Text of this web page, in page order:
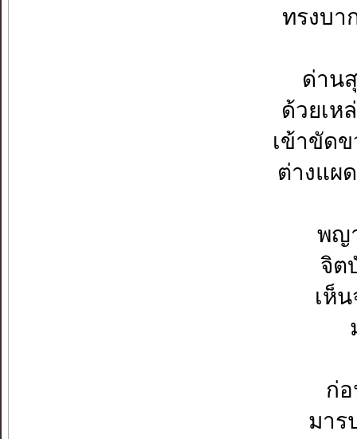
ทรงบา
ด่าน
ด้วยเห
เข้าขัด
ต่างแผ
พญ
จิต
เห็
ก่
มาร